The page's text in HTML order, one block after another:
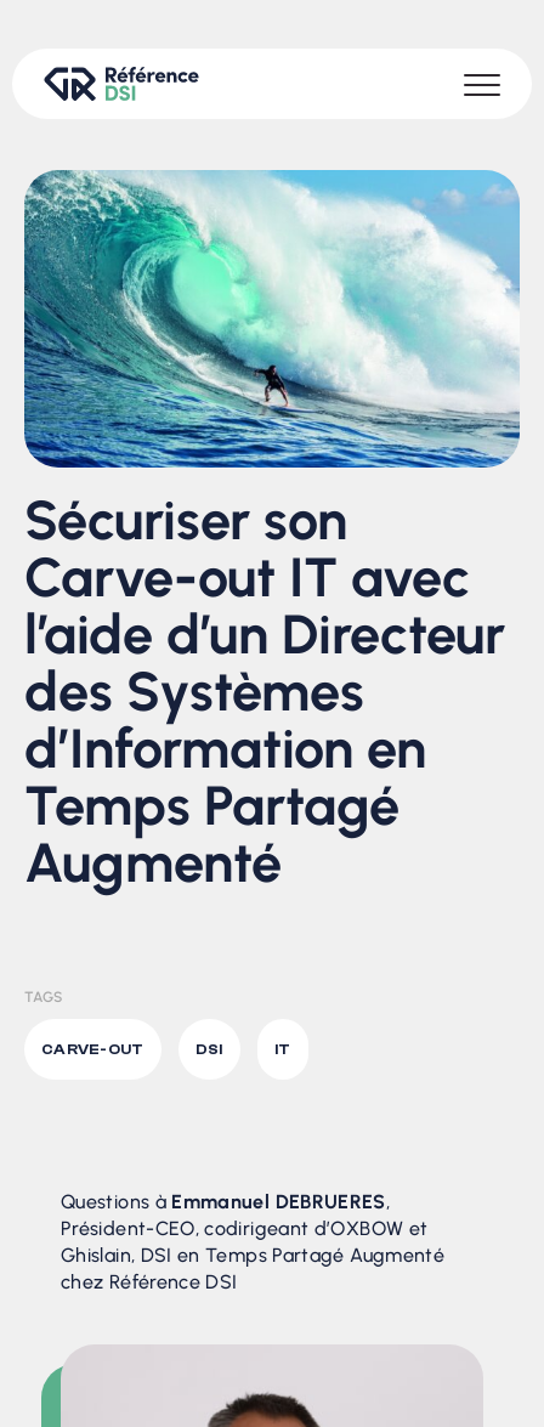
Sécuriser son
Carve-out IT avec
l’aide d’un Directeur
des Systèmes
d’Information en
Temps Partagé
Augmenté
TAGS
CARVE-OUT DSI IT
Questions àEmmanuel DEBRUERES,
Président-CEO, codirigeant d’OXBOW et
Ghislain, DSI en Temps Partagé Augmenté
chez Référence DSI